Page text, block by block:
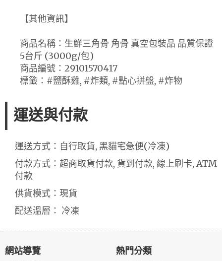
【其他資訊】
商品名稱：生鮮三角骨 角骨 真空包裝品 品質保證
5台斤 (3000g/包)
商品編號：29101570417
標籤：#鹽酥雞, #炸類, #點心拼盤, #炸物
運送與付款
運送方式：自行取貨, 黑貓宅急便(冷凍)
付款方式：超商取貨付款, 貨到付款, 線上刷卡, ATM
付款
供貨模式：現貨
配送溫層： 冷凍
網站導覽 熱門分類